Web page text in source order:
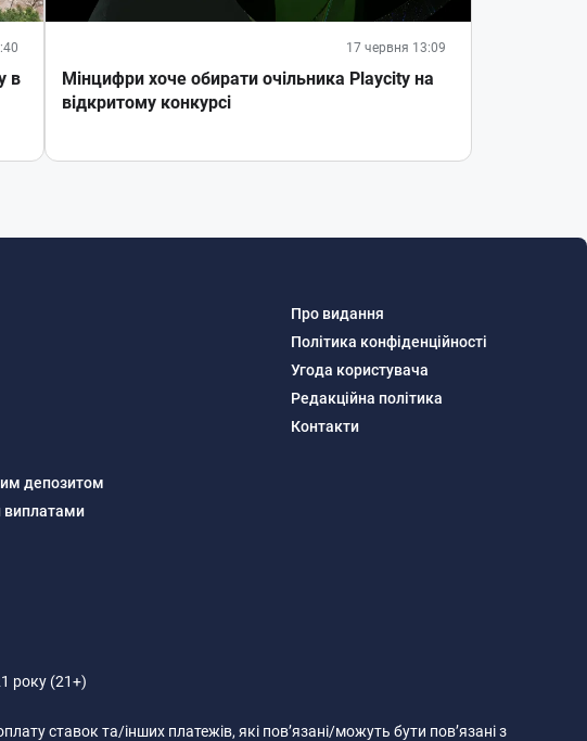
в
17 червня 13:09
Мінцифри хоче обирати очільника Playcity на
відкритому конкурсі
депозитом
виплатами
Про видання
Політика конфіденційності
Угода користувача
Редакційна політика
Контакти
року (21+)
ставок та/інших платежів, які пов’язані/можуть бути пов’язані з